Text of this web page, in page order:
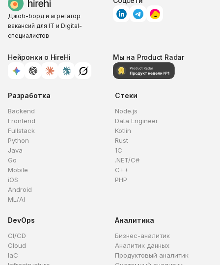
Джоб-борд и агрегатор
вакансий для IT и Digital-
специалистов
Нейронки о HireHi Мы на Product Radar
Разработка
Backend
Frontend
Fullstack
Python
Java
Go
Mobile
iOS
Android
ML/AI
Стеки
Node.js
Data Engineer
Kotlin
Rust
1C
.NET/C#
C++
PHP
DevOps
CI/CD
Cloud
IaC
Аналитика
Бизнес-аналитик
Аналитик данных
Продуктовый аналитик